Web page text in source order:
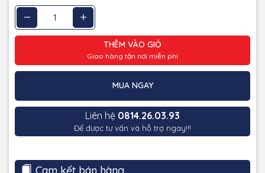
THÊM VÀO GIỎ
Giao hàng tận nơi miễn phí
MUA NGAY
Liên hệ 0814.26.03.93
Để được tư vấn và hỗ trợ ngay!!!
Cam kết bán hàng